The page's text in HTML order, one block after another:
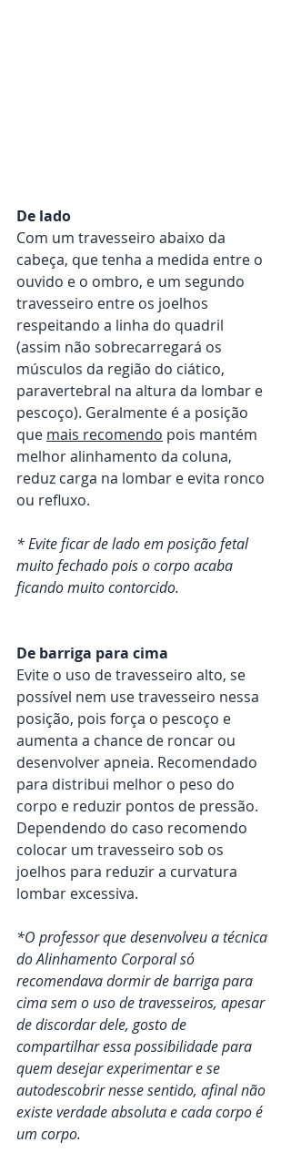
De lado
Com um travesseiro abaixo da
cabeça, que tenha a medida entre o
ouvido e o ombro, e um segundo
travesseiro entre os joelhos
respeitando a linha do quadril
(assim não sobrecarregará os
músculos da região do ciático,
paravertebral na altura da lombar e
pescoço). Geralmente é a posição
que mais recomendo pois mantém
melhor alinhamento da coluna,
reduz carga na lombar e evita ronco
ou refluxo.
* Evite ficar de lado em posição fetal
muito fechado pois o corpo acaba
ficando muito contorcido.
De barriga para cima
Evite o uso de travesseiro alto, se
possível nem use travesseiro nessa
posição, pois força o pescoço e
aumenta a chance de roncar ou
desenvolver apneia. Recomendado
para distribui melhor o peso do
corpo e reduzir pontos de pressão.
Dependendo do caso recomendo
colocar um travesseiro sob os
joelhos para reduzir a curvatura
lombar excessiva.
*O professor que desenvolveu a técnica
do Alinhamento Corporal só
recomendava dormir de barriga para
cima sem o uso de travesseiros, apesar
de discordar dele, gosto de
compartilhar essa possibilidade para
quem desejar experimentar e se
autodescobrir nesse sentido, afinal não
existe verdade absoluta e cada corpo é
um corpo.